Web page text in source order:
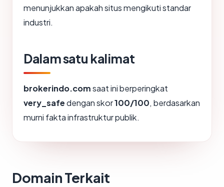
menunjukkan apakah situs mengikuti standar
industri.
Dalam satu kalimat
brokerindo.comsaat ini berperingkat
very_safedengan skor100/100, berdasarkan
murni fakta infrastruktur publik.
Domain Terkait